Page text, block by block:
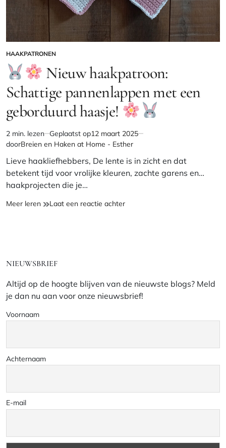
GEPLAATST
IN
HAAKPATRONEN
Nieuw haakpatroon:
Schattige pannenlappen met een
geborduurd haasje!
Geschatte
leestijd
2 min. lezen Geplaatst op12 maart 2025
doorBreien en Haken at Home - Esther
Lieve haakliefhebbers, De lente is in zicht en dat
betekent tijd voor vrolijke kleuren, zachte garens en…
haakprojecten die je…
Meer leren
met
geborduurd
haasje!
Laat een reactie achterop
een
geborduurd
NIEUWSBRIEF
Altijd op de hoogte blijven van de nieuwste blogs? Meld
je dan nu aan voor onze nieuwsbrief!
Voornaam
Achternaam
E-mail